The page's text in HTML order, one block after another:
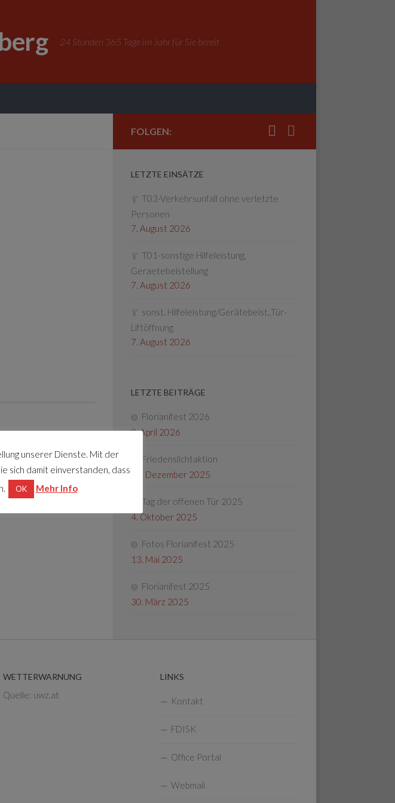
24 Stunden 365 Tage im Jahr für Sie bereit
FOLGEN:
LETZTE EINSÄTZE
T03-Verkehrsunfall ohne verletzte
Personen
7. August 2026
T01-sonstige Hilfeleistung,
Geraetebeistellung
7. August 2026
sonst. Hilfeleistung/Gerätebeist.,Tür-
Liftöffnung
7. August 2026
LETZTE BEITRÄGE
Florianifest 2026
8. April 2026
Friedenslichtaktion
22. Dezember 2025
Tag der offenen Tür 2025
4. Oktober 2025
Fotos Florianifest 2025
13. Mai 2025
Florianifest 2025
30. März 2025
WETTERWARNUNG
Quelle: uwz.at
LINKS
Kontakt
FDISK
Office Portal
Webmail
unserer Dienste. Mit der
sich damit einverstanden, dass
OK Mehr Info